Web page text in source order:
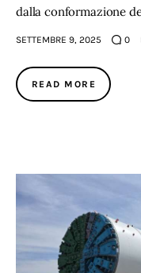
dalla conformazione
SETTEMBRE 9, 2025 0
READ MORE